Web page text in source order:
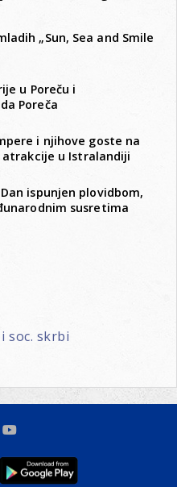
„Sun, Sea and Smile
u Poreču i
Poreča
i njihove goste na
u Istralandiji
ispunjen plovidbom,
susretima
soc. skrbi